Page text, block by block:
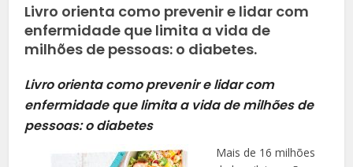
Livro orienta como prevenir e lidar com
enfermidade que limita a vida de
milhões de pessoas: o diabetes.
Livro orienta como prevenir e lidar com
enfermidade que limita a vida de milhões de
pessoas: o diabetes
Mais de 16 milhões